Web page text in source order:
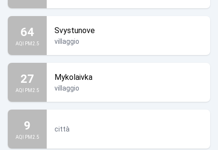
64
AQI PM2.5
Svystunove
villaggio
27
AQI PM2.5
Mykolaivka
villaggio
9
AQI PM2.5
città